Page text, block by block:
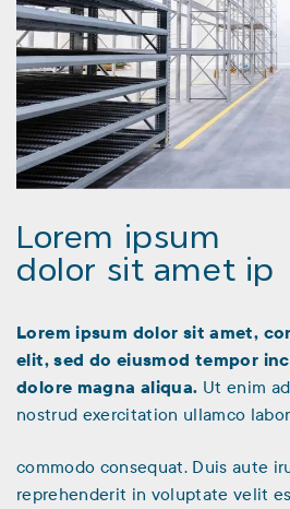
Lorem ipsum
dolor sit amet ip
Lorem ipsum dolor sit amet,
elit, sed do eiusmod tempor
dolore magna aliqua. Ut enim
nostrud exercitation ullamco
commodo consequat. Duis aute
reprehenderit in voluptate velit